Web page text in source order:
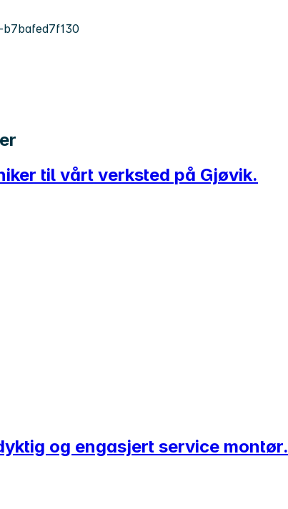
b7bafed7f130
til vårt verksted på Gjøvik.
og engasjert service montør.